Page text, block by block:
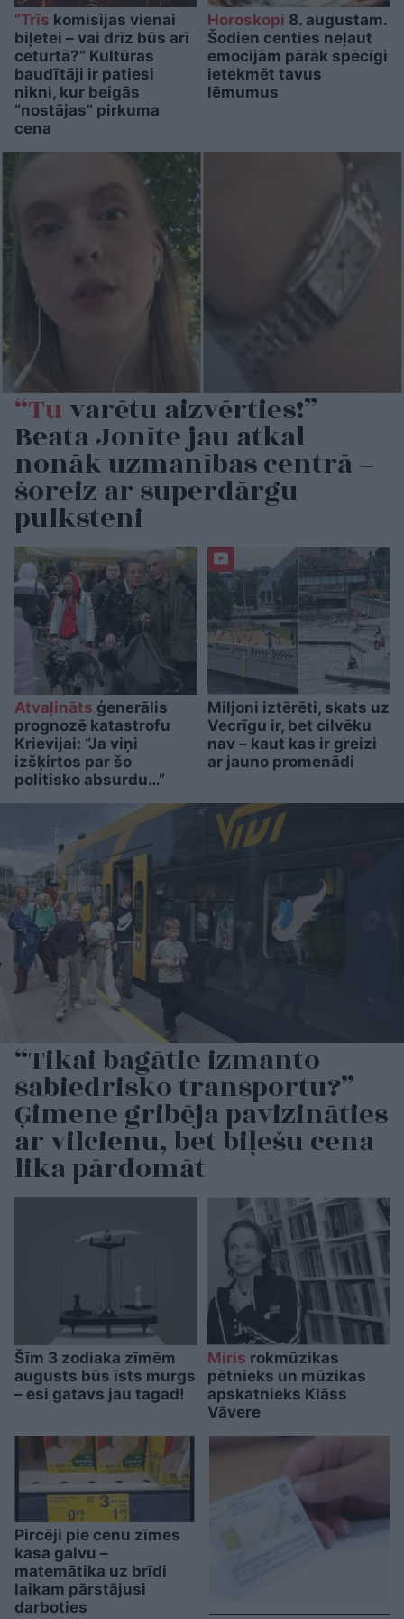
“Trīs komisijas vienai
biļetei – vai drīz būs arī
ceturtā?” Kultūras
baudītāji ir patiesi
nikni, kur beigās
“nostājas” pirkuma
cena
Horoskopi 8. augustam.
Šodien centies neļaut
emocijām pārāk spēcīgi
ietekmēt tavus
lēmumus
“Tuvarētu aizvērties!”
Beata Jonīte jau atkal
nonāk uzmanības centrā –
šoreiz ar superdārgu
pulksteni
Atvaļināts ģenerālis
prognozē katastrofu
Krievijai: “Ja viņi
izšķirtos par šo
politisko absurdu…”
Miljoni iztērēti, skats uz
Vecrīgu ir, bet cilvēku
nav – kaut kas ir greizi
ar jauno promenādi
“Tikai bagātie izmanto
sabiedrisko transportu?”
Ģimene gribēja pavizināties
ar vilcienu, bet biļešu cena
lika pārdomāt
Šīm 3 zodiaka zīmēm
augusts būs īsts murgs
– esi gatavs jau tagad!
Miris rokmūzikas
pētnieks un mūzikas
apskatnieks Klāss
Vāvere
Pircēji pie cenu zīmes
kasa galvu –
matemātika uz brīdi
laikam pārstājusi
darboties